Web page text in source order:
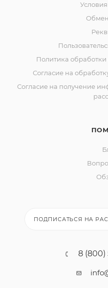
Политика
Согласие на
Согласие на получение
ПОДПИСАТЬСЯ НА
8 (800)